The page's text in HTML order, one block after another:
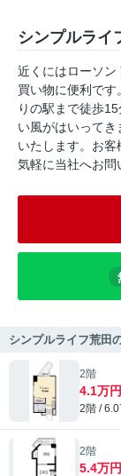
シンプルライ
近くにはローソン
買い物に便利で
りの駅まで徒歩
い風がはいって
いたします。お
気軽に当社へお問
シンプルライフ荒田
2階
4.1万円
2階 /
2階
5.4万円